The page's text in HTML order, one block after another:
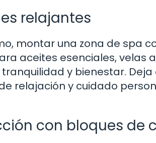
relajantes
montar una zona de spa
aceites esenciales, velas
y bienestar. Deja
relajación y cuidado
con bloques de